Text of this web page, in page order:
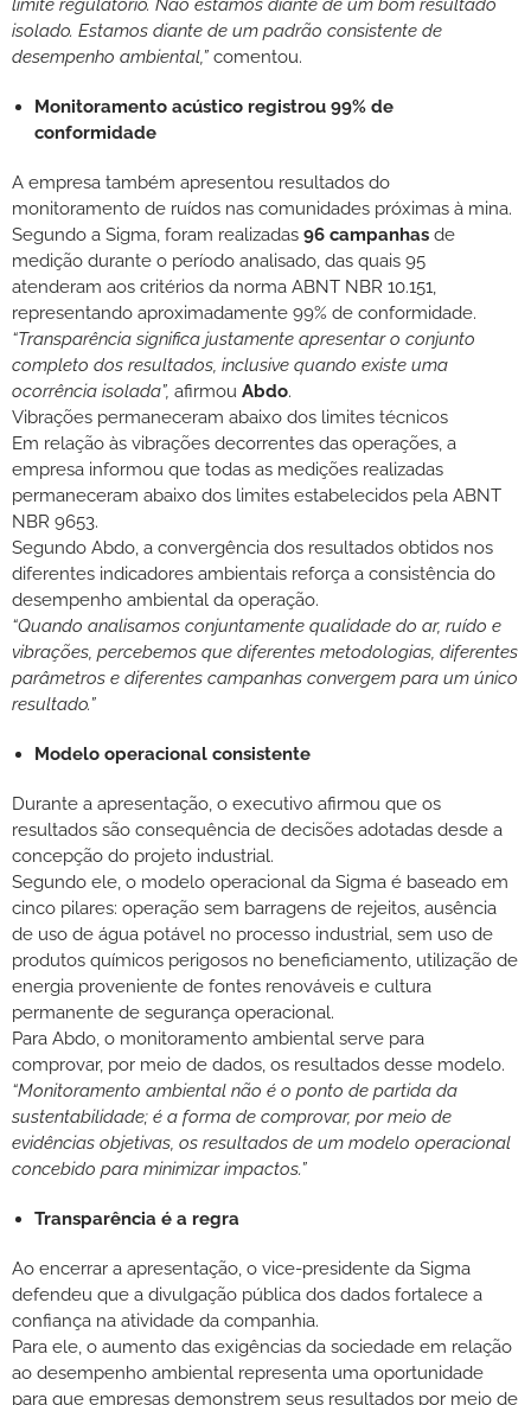
limite regulatório. Não estamos diante de um bom resultado
isolado. Estamos diante de um padrão consistente de
desempenho ambiental,” comentou.
Monitoramento acústico registrou 99% de
conformidade
A empresa também apresentou resultados do
monitoramento de ruídos nas comunidades próximas à mina.
Segundo a Sigma, foram realizadas 96 campanhas de
medição durante o período analisado, das quais 95
atenderam aos critérios da norma ABNT NBR 10.151,
representando aproximadamente 99% de conformidade.
“Transparência significa justamente apresentar o conjunto
completo dos resultados, inclusive quando existe uma
ocorrência isolada”, afirmou Abdo.
Vibrações permaneceram abaixo dos limites técnicos
Em relação às vibrações decorrentes das operações, a
empresa informou que todas as medições realizadas
permaneceram abaixo dos limites estabelecidos pela ABNT
NBR 9653.
Segundo Abdo, a convergência dos resultados obtidos nos
diferentes indicadores ambientais reforça a consistência do
desempenho ambiental da operação.
“Quando analisamos conjuntamente qualidade do ar, ruído e
vibrações, percebemos que diferentes metodologias, diferentes
parâmetros e diferentes campanhas convergem para um único
resultado.”
Modelo operacional consistente
Durante a apresentação, o executivo afirmou que os
resultados são consequência de decisões adotadas desde a
concepção do projeto industrial.
Segundo ele, o modelo operacional da Sigma é baseado em
cinco pilares: operação sem barragens de rejeitos, ausência
de uso de água potável no processo industrial, sem uso de
produtos químicos perigosos no beneficiamento, utilização de
energia proveniente de fontes renováveis e cultura
permanente de segurança operacional.
Para Abdo, o monitoramento ambiental serve para
comprovar, por meio de dados, os resultados desse modelo.
“Monitoramento ambiental não é o ponto de partida da
sustentabilidade; é a forma de comprovar, por meio de
evidências objetivas, os resultados de um modelo operacional
concebido para minimizar impactos.”
Transparência é a regra
Ao encerrar a apresentação, o vice-presidente da Sigma
defendeu que a divulgação pública dos dados fortalece a
confiança na atividade da companhia.
Para ele, o aumento das exigências da sociedade em relação
ao desempenho ambiental representa uma oportunidade
para que empresas demonstrem seus resultados por meio de